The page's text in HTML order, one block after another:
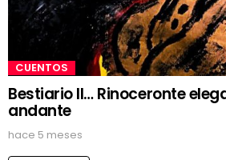
CUENTOS
Bestiario II… Rinoceronte
andante
hace 5 meses